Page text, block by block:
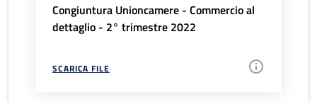
Congiuntura Unioncamere - Commercio al
dettaglio - 2° trimestre 2022
SCARICA FILE